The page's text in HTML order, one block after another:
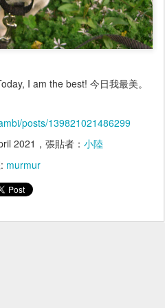
I am the best! 今日我最美。
posts/139821021486299
2021 ，張貼者： 小陸
murmur